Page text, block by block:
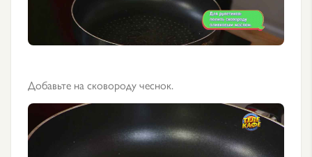
Добавьте на сковороду чеснок.